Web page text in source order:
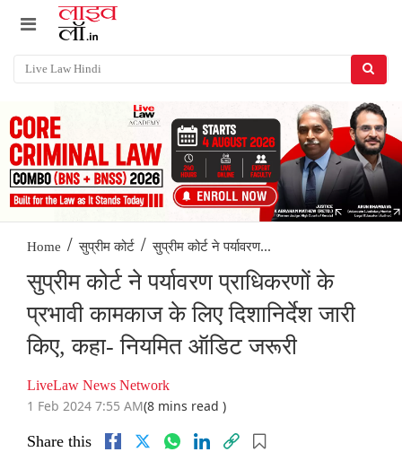
Home / सुप्रीम कोर्ट / सुप्रीम कोर्ट ने पर्यावरण...
सुप्रीम कोर्ट ने पर्यावरण प्राधिकरणों के
प्रभावी कामकाज के लिए दिशानिर्देश जारी
किए, कहा- नियमित ऑडिट जरूरी
LiveLaw News Network
1 Feb 2024 7:55 AM(8 mins read )
Share this